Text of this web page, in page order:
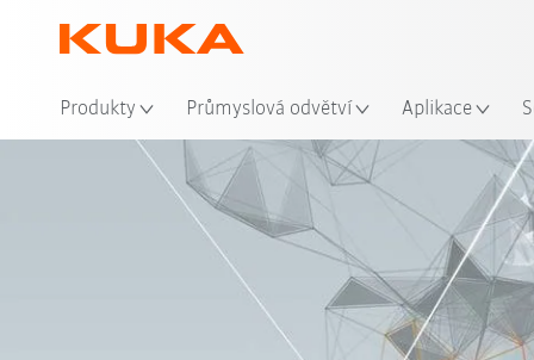
Produkty Průmyslová odvětví Aplikace